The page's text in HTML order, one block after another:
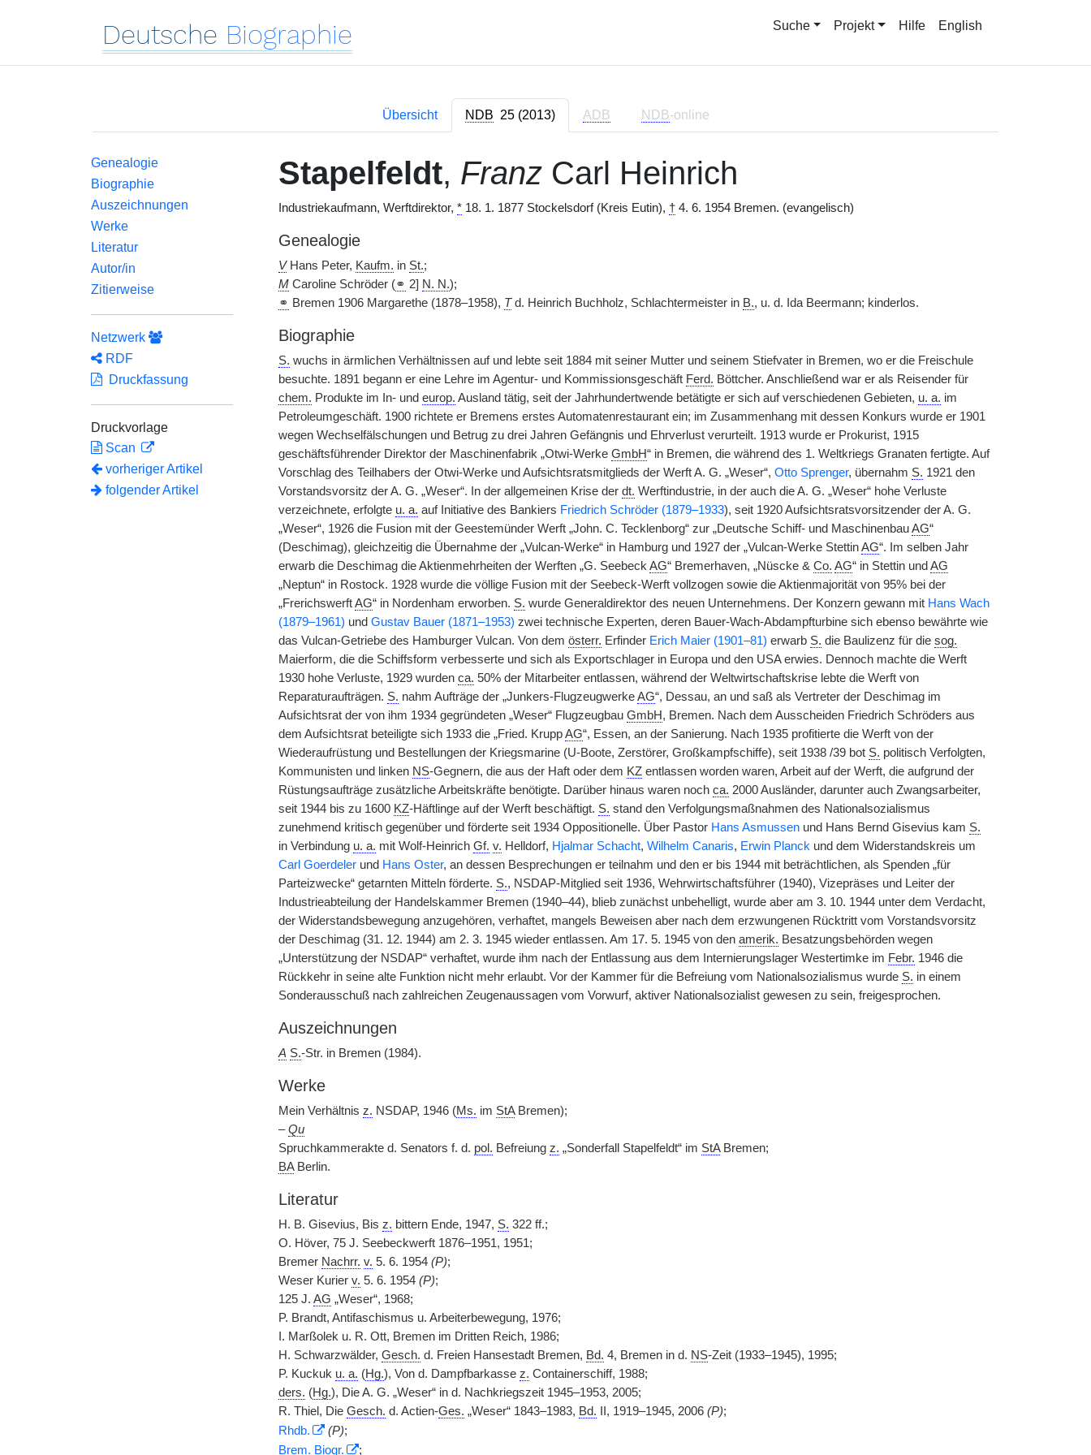
Deutsche Biographie Suche Projekt Hilfe English
Übersicht NDB 25 (2013) ADB NDB-online
Genealogie
Biographie
Auszeichnungen
Werke
Literatur
Autor/in
Zitierweise
Netzwerk
RDF
Druckfassung
Druckvorlage
Scan
vorheriger Artikel
folgender Artikel
Stapelfeldt, FranzCarl Heinrich
Industriekaufmann, Werftdirektor, *18. 1. 1877 Stockelsdorf (Kreis Eutin), †4. 6. 1954 Bremen. (evangelisch)
Genealogie
VHans Peter, Kaufm. in St.;
MCaroline Schröder (⚭ 2] N. N.);
⚭ Bremen 1906 Margarethe (1878–1958), Td. Heinrich Buchholz, Schlachtermeister in B., u. d. Ida Beermann; kinderlos.
Biographie
S. wuchs in ärmlichen Verhältnissen auf und lebte seit 1884 mit seiner Mutter und seinem Stiefvater in Bremen, wo er die Freischule
besuchte. 1891 begann er eine Lehre im Agentur- und Kommissionsgeschäft Ferd. Böttcher. Anschließend war er als Reisender für
chem. Produkte im In- und europ. Ausland tätig, seit der Jahrhundertwende betätigte er sich auf verschiedenen Gebieten, u. a. im
Petroleumgeschäft. 1900 richtete er Bremens erstes Automatenrestaurant ein; im Zusammenhang mit dessen Konkurs wurde er 1901
wegen Wechselfälschungen und Betrug zu drei Jahren Gefängnis und Ehrverlust verurteilt. 1913 wurde er Prokurist, 1915
geschäftsführender Direktor der Maschinenfabrik „Otwi-Werke GmbH“ in Bremen, die| während des 1. Weltkriegs Granaten fertigte. Auf
Vorschlag des Teilhabers der Otwi-Werke und Aufsichtsratsmitglieds der Werft A. G. „Weser“, Otto Sprenger, übernahm S. 1921 den
Vorstandsvorsitz der A. G. „Weser“. In der allgemeinen Krise der dt. Werftindustrie, in der auch die A. G. „Weser“ hohe Verluste
verzeichnete, erfolgte u. a. auf Initiative des Bankiers Friedrich Schröder (1879–1933), seit 1920 Aufsichtsratsvorsitzender der A. G.
„Weser“, 1926 die Fusion mit der Geestemünder Werft „John. C. Tecklenborg“ zur „Deutsche Schiff- und MaschinenbauAG“
(Deschimag), gleichzeitig die Übernahme der „Vulcan-Werke“ in Hamburg und 1927 der „Vulcan-Werke StettinAG“. Im selben Jahr
erwarb die Deschimag die Aktienmehrheiten der Werften „G. Seebeck AG“ Bremerhaven, „Nüscke & Co. AG“ in Stettin und AG
„Neptun“ in Rostock. 1928 wurde die völlige Fusion mit der Seebeck-Werft vollzogen sowie die Aktienmajorität von 95% bei der
„FrerichswerftAG“ in Nordenham erworben. S. wurde Generaldirektor des neuen Unternehmens. Der Konzern gewann mit Hans Wach
(1879–1961) und Gustav Bauer (1871–1953) zwei technische Experten, deren Bauer-Wach-Abdampfturbine sich ebenso bewährte wie
das Vulcan-Getriebe des Hamburger Vulcan. Von dem österr. Erfinder Erich Maier (1901–81) erwarb S. die Baulizenz für die sog.
Maierform, die die Schiffsform verbesserte und sich als Exportschlager in Europa und den USA erwies. Dennoch machte die Werft
1930 hohe Verluste, 1929 wurden ca. 50% der Mitarbeiter entlassen, während der Weltwirtschaftskrise lebte die Werft von
Reparaturaufträgen. S. nahm Aufträge der „Junkers-FlugzeugwerkeAG“, Dessau, an und saß als Vertreter der Deschimag im
Aufsichtsrat der von ihm 1934 gegründeten „Weser“ Flugzeugbau GmbH, Bremen. Nach dem Ausscheiden Friedrich Schröders aus
dem Aufsichtsrat beteiligte sich 1933 die „Fried. KruppAG“, Essen, an der Sanierung. Nach 1935 profitierte die Werft von der
Wiederaufrüstung und Bestellungen der Kriegsmarine (U-Boote, Zerstörer, Großkampfschiffe), seit 1938 /39 bot S. politisch Verfolgten,
Kommunisten und linken NS-Gegnern, die aus der Haft oder dem KZentlassen worden waren, Arbeit auf der Werft, die aufgrund der
Rüstungsaufträge zusätzliche Arbeitskräfte benötigte. Darüber hinaus waren noch ca. 2000 Ausländer, darunter auch Zwangsarbeiter,
seit 1944 bis zu 1600 KZ-Häftlinge auf der Werft beschäftigt. S. stand den Verfolgungsmaßnahmen des Nationalsozialismus
zunehmend kritisch gegenüber und förderte seit 1934 Oppositionelle. Über Pastor Hans Asmussenund Hans Bernd Gisevius kam S.
in Verbindung u. a. mit Wolf-Heinrich Gf. v. Helldorf, Hjalmar Schacht, Wilhelm Canaris, Erwin Planck und dem Widerstandskreis um
Carl Goerdelerund Hans Oster, an dessen Besprechungen er teilnahm und den er bis 1944 mit beträchtlichen, als Spenden „für
Parteizwecke“ getarnten Mitteln förderte. S., NSDAP-Mitglied seit 1936, Wehrwirtschaftsführer (1940), Vizepräses und Leiter der
Industrieabteilung der Handelskammer Bremen (1940–44), blieb zunächst unbehelligt, wurde aber am 3. 10. 1944 unter dem Verdacht,
der Widerstandsbewegung anzugehören, verhaftet, mangels Beweisen aber nach dem erzwungenen Rücktritt vom Vorstandsvorsitz
der Deschimag (31. 12. 1944) am 2. 3. 1945 wieder entlassen. Am 17. 5. 1945 von den amerik. Besatzungsbehörden wegen
„Unterstützung der NSDAP“ verhaftet, wurde ihm nach der Entlassung aus dem Internierungslager Westertimke im Febr. 1946 die
Rückkehr in seine alte Funktion nicht mehr erlaubt. Vor der Kammer für die Befreiung vom Nationalsozialismus wurde S. in einem
Sonderausschuß nach zahlreichen Zeugenaussagen vom Vorwurf, aktiver Nationalsozialist gewesen zu sein, freigesprochen.
Auszeichnungen
A S.-Str. in Bremen (1984).
Werke
Mein Verhältnis z. NSDAP, 1946 (Ms. im StABremen);
–Qu
Spruchkammerakte d. Senators f. d. pol. Befreiung z. „Sonderfall Stapelfeldt“ im StABremen;
BABerlin.
Literatur
H. B. Gisevius, Bis z. bittern Ende, 1947, S. 322 ff.;
O. Höver, 75 J. Seebeckwerft 1876–1951, 1951;
Bremer Nachrr. v. 5. 6. 1954 (P);
Weser Kurier v. 5. 6. 1954 (P);
125 J. AG „Weser“, 1968;
P. Brandt, Antifaschismus u. Arbeiterbewegung, 1976;
I. Marßolek u. R. Ott, Bremen im Dritten Reich, 1986;
H. Schwarzwälder, Gesch. d. Freien Hansestadt Bremen, Bd. 4, Bremen in d. NS-Zeit (1933–1945), 1995;
P. Kuckuk u. a. (Hg.), Von d. Dampfbarkasse z. Containerschiff, 1988;
ders. (Hg.), Die A. G. „Weser“ in d. Nachkriegszeit 1945–1953, 2005;
R. Thiel, Die Gesch. d. Actien-Ges. „Weser“ 1843–1983, Bd. II, 1919–1945, 2006 (P);
Rhdb.
(P);
Brem. Biogr. ;